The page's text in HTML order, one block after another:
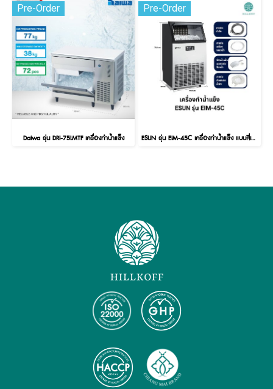
Pre-Order
Daiwa รุ่น DRI-75LMTF เครื่องทำน้ำแข็ง
Pre-Order
ESUN รุ่น EIM-45C เครื่องทำน้ำแข็ง แบบสี่เหลี่ยม